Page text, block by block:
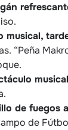
musical,
“Peña
de fuegos
de